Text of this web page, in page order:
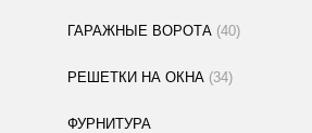
ГАРАЖНЫЕ ВОРОТА (40)
РЕШЕТКИ НА ОКНА (34)
ФУРНИТУРА